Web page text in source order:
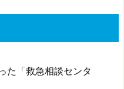
た「救急相談センタ